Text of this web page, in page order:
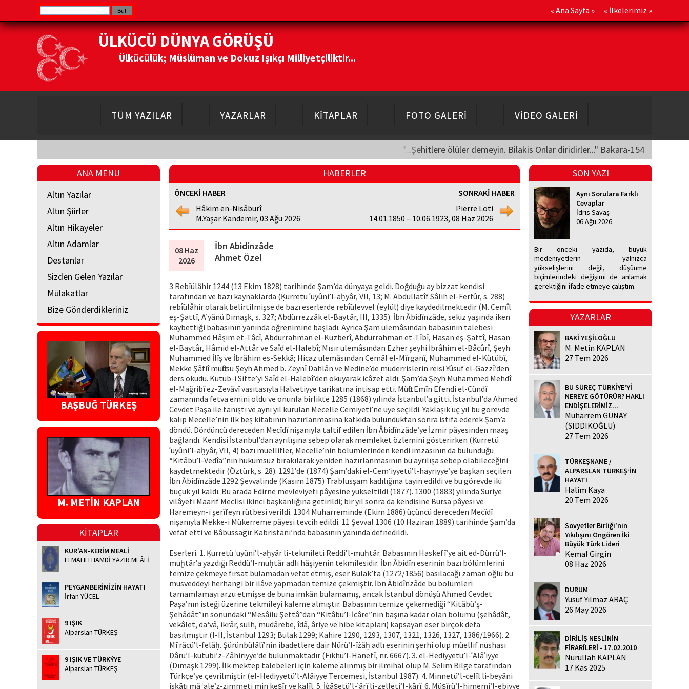
« Ana Sayfa » « İlkelerimiz »
ÜLKÜCÜ DÜNYA GÖRÜŞÜ
Ülkücülük; Müslüman ve Dokuz Işıkçı Milliyetçiliktir...
TÜM YAZILAR YAZARLAR KİTAPLAR FOTO GALERİ VİDEO GALERİ
"...Şehitlere ölüler demeyin. Bilakis Onlar diridirler..." Bakara-154
ANA MENÜ
Altın Yazılar
Altın Şiirler
Altın Hikayeler
Altın Adamlar
Destanlar
Sizden Gelen Yazılar
Mülakatlar
Bize Gönderdikleriniz
BAŞBUĞ TÜRKEŞ
M. METİN KAPLAN
KİTAPLAR
KUR'AN-KERİM MEALİ
ELMALILI HAMDİ YAZIR MEÂLİ
PEYGAMBERİMİZİN HAYATI
İrfan YÜCEL
9 IŞIK
Alparslan TÜRKEŞ
9 IŞIK VE TÜRKÝYE
Alparslan TÜRKEŞ
HABERLER
ÖNCEKİ HABER
Hâkim en-Nisâburî
M.Yaşar Kandemir, 03 Ağu 2026
SONRAKİ HABER
Pierre Loti
14.01.1850 – 10.06.1923, 08 Haz 2026
08 Haz
2026
İbn Abidinzâde
Ahmet Özel
3 Rebîülâhir 1244 (13 Ekim 1828) tarihinde Şam’da dünyaya geldi. Doğduğu ay bizzat kendisi
tarafından ve bazı kaynaklarda (Ḳurretü ʿuyûni’l-aḫyâr, VII, 13; M. Abdüllatîf Sâlih el-Ferfûr, s. 288)
rebîülâhir olarak belirtilmişse de bazı eserlerde rebîülevvel (eylül) diye kaydedilmektedir (M. Cemîl
eş-Şattî, Aʿyânü Dımaşḳ, s. 327; Abdürrezzâk el-Baytâr, III, 1335). İbn Âbidînzâde, sekiz yaşında iken
kaybettiği babasının yanında öğrenimine başladı. Ayrıca Şam ulemâsından babasının talebesi
Muhammed Hâşim et-Tâcî, Abdurrahman el-Küzberî, Abdurrahman et-Tîbî, Hasan eş-Şattî, Hasan
el-Baytâr, Hâmid el-Attâr ve Saîd el-Halebî; Mısır ulemâsından Ezher şeyhi İbrâhim el-Bâcûrî, Şeyh
Muhammed İlîş ve İbrâhim es-Sekkā; Hicaz ulemâsından Cemâl el-Mîrganî, Muhammed el-Kütübî,
Mekke Şâfiî müftüsü Şeyh Ahmed b. Zeynî Dahlân ve Medine’de müderrislerin reisi Yûsuf el-Gazzî’den
ders okudu. Kütüb-i Sitte’yi Saîd el-Halebî’den okuyarak icâzet aldı. Şam’da Şeyh Muhammed Mehdî
el-Mağribî ez-Zevâvî vasıtasıyla Halvetiyye tarikatına intisap etti. Müftü Emîn Efendi el-Cündî
zamanında fetva emini oldu ve onunla birlikte 1285 (1868) yılında İstanbul’a gitti. İstanbul’da Ahmed
Cevdet Paşa ile tanıştı ve aynı yıl kurulan Mecelle Cemiyeti’ne üye seçildi. Yaklaşık üç yıl bu görevde
kalıp Mecelle’nin ilk beş kitabının hazırlanmasına katkıda bulunduktan sonra istifa ederek Şam’a
döndü. Dördüncü dereceden Mecîdî nişanıyla taltif edilen İbn Âbidînzâde’ye İzmir pâyesinden maaş
bağlandı. Kendisi İstanbul’dan ayrılışına sebep olarak memleket özlemini gösterirken (Ḳurretü
ʿuyûni’l-aḫyâr, VII, 4) bazı müellifler, Mecelle’nin bölümlerinden kendi imzasının da bulunduğu
“Kitâbü’l-Vedîa”nın hükümsüz bırakılarak yeniden hazırlanmasının bu ayrılışa sebep olabileceğini
kaydetmektedir (Öztürk, s. 28). 1291’de (1874) Şam’daki el-Cem‘iyyetü’l-hayriyye’ye başkan seçilen
İbn Âbidînzâde 1292 Şevvalinde (Kasım 1875) Trablusşam kadılığına tayin edildi ve bu görevde iki
buçuk yıl kaldı. Bu arada Edirne mevleviyeti pâyesine yükseltildi (1877). 1300 (1883) yılında Suriye
vilâyeti Maarif Meclisi ikinci başkanlığına getirildi; bir yıl sonra da kendisine Bursa pâyesi ve
Haremeyn-i şerîfeyn rütbesi verildi. 1304 Muharreminde (Ekim 1886) üçüncü dereceden Mecîdî
nişanıyla Mekke-i Mükerreme pâyesi tevcih edildi. 11 Şevval 1306 (10 Haziran 1889) tarihinde Şam’da
vefat etti ve Bâbüssagīr Kabristanı’nda babasının yanında defnedildi.
Eserleri. 1. Ḳurretü ʿuyûni’l-aḫyâr li-tekmileti Reddi’l-muḥtâr. Babasının Haskefî’ye ait ed-Dürrü’l-
muḫtâr’a yazdığı Reddü’l-muḥtâr adlı hâşiyenin tekmilesidir. İbn Âbidîn eserinin bazı bölümlerini
temize çekmeye fırsat bulamadan vefat etmiş, eser Bulak’ta (1272/1856) basılacağı zaman oğlu bu
müsveddeyi herhangi bir ilâve yapmadan temize çekmiştir. İbn Âbidînzâde bu bölümleri
tamamlamayı arzu etmişse de buna imkân bulamamış, ancak İstanbul dönüşü Ahmed Cevdet
Paşa’nın isteği üzerine tekmileyi kaleme almıştır. Babasının temize çekemediği “Kitâbü’ş-
Şehâdât”ın sonundaki “Mesâilü Şettâ”dan “Kitâbü’l-İcâre”nin başına kadar olan bölümü (şehâdât,
vekâlet, da‘vâ, ikrâr, sulh, mudârebe, îdâ, âriye ve hibe kitapları) kapsayan eser birçok defa
basılmıştır (I-II, İstanbul 1293; Bulak 1299; Kahire 1290, 1293, 1307, 1321, 1326, 1327, 1386/1966). 2.
Miʿrâcü’l-felâḥ. Şürünbülâlî’nin ibadetlere dair Nûrü’l-îżâḥ adlı eserinin şerhi olup müellif nüshası
Dârü’l-kütübi’z-Zâhiriyye’de bulunmaktadır (Fıkhü’l-Hanefî, nr. 6667). 3. el-Hediyyetü’l-ʿAlâʾiyye
(Dımaşk 1299). İlk mektep talebeleri için kaleme alınmış bir ilmihal olup M. Selim Bilge tarafından
Türkçe’ye çevrilmiştir (el-Hediyyetü’l-Alâiyye Tercemesi, İstanbul 1987). 4. Minnetü’l-celîl li-beyâni
isḳāṭı mâ ʿale’ẕ-ẕimmeti min kes̱îr ve ḳalîl. 5. İġās̱etü’l-ʿârî li-zelleti’l-ḳārî. 6. Müs̱îrü’l-himemi’l-ebiyye
SON YAZI
Aynı Sorulara Farklı
Cevaplar
İdris Savaş
06 Ağu 2026
Bir önceki yazıda, büyük
medeniyetlerin yalnızca
yükselişlerini değil, düşünme
biçimlerindeki değişimi de anlamak
gerektiğini ifade etmeye çalıştım.
YAZARLAR
BAKİ YEŞİLOĞLU
M. Metin KAPLAN
27 Tem 2026
BU SÜREÇ TÜRKİYE’Yİ
NEREYE GÖTÜRÜR? HAKLI
ENDİŞELERİMİZ...
Muharrem GÜNAY
(SIDDIKOĞLU)
27 Tem 2026
TÜRKEŞNAME /
ALPARSLAN TÜRKEŞ’İN
HAYATI
Halim Kaya
20 Tem 2026
Sovyetler Birliği'nin
Yıkılışını Öngören İki
Büyük Türk Lideri
Kemal Girgin
08 Haz 2026
DURUM
Yusuf Yılmaz ARAÇ
26 May 2026
DİRİLİŞ NESLİNİN
FİRARÎLERİ - 17.02.2010
Nurullah KAPLAN
17 Kas 2025